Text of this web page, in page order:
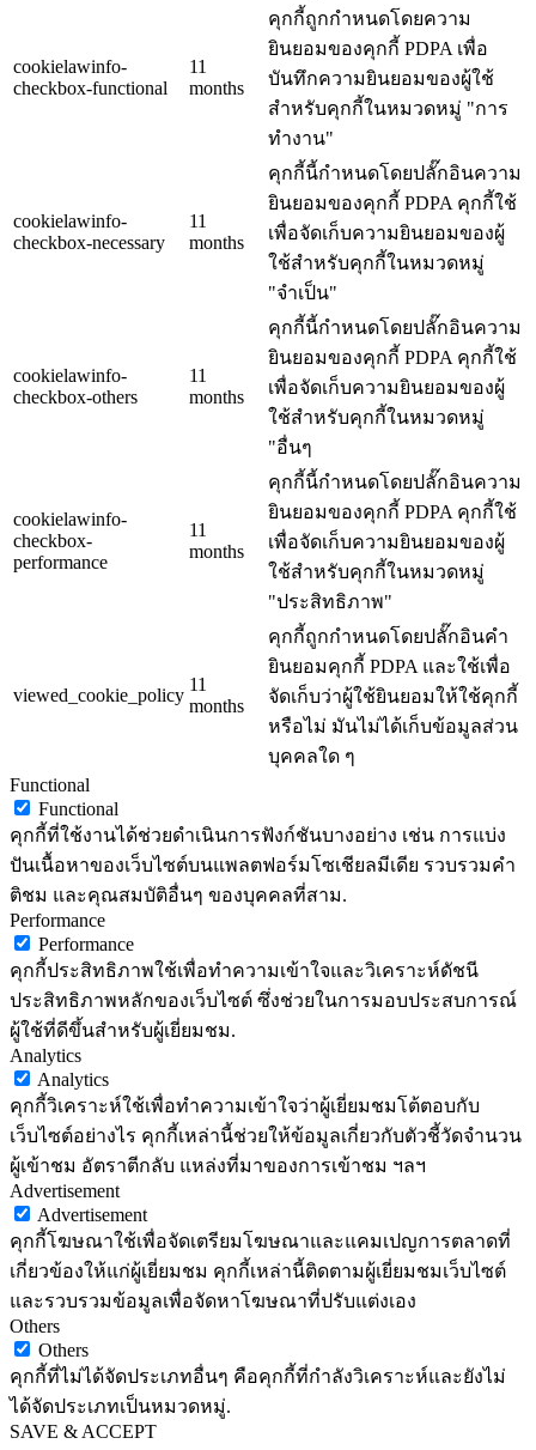
cookielawinfo-
checkbox-functional
11
months
คุกกี้ถูกกำหนดโดยความ
ยินยอมของคุกกี้ PDPA เพื่อ
บันทึกความยินยอมของผู้ใช้
สำหรับคุกกี้ในหมวดหมู่ "การ
ทำงาน"
cookielawinfo-
checkbox-necessary
11
months
คุกกี้นี้กำหนดโดยปลั๊กอินความ
ยินยอมของคุกกี้ PDPA คุกกี้ใช้
เพื่อจัดเก็บความยินยอมของผู้
ใช้สำหรับคุกกี้ในหมวดหมู่
"จำเป็น"
cookielawinfo-
checkbox-others
11
months
คุกกี้นี้กำหนดโดยปลั๊กอินความ
ยินยอมของคุกกี้ PDPA คุกกี้ใช้
เพื่อจัดเก็บความยินยอมของผู้
ใช้สำหรับคุกกี้ในหมวดหมู่
"อื่นๆ
cookielawinfo-
checkbox-
performance
11
months
คุกกี้นี้กำหนดโดยปลั๊กอินความ
ยินยอมของคุกกี้ PDPA คุกกี้ใช้
เพื่อจัดเก็บความยินยอมของผู้
ใช้สำหรับคุกกี้ในหมวดหมู่
"ประสิทธิภาพ"
viewed_cookie_policy
11
months
คุกกี้ถูกกำหนดโดยปลั๊กอินคำ
ยินยอมคุกกี้ PDPA และใช้เพื่อ
จัดเก็บว่าผู้ใช้ยินยอมให้ใช้คุกกี้
หรือไม่ มันไม่ได้เก็บข้อมูลส่วน
บุคคลใด ๆ
Functional
Functional
คุกกี้ที่ใช้งานได้ช่วยดำเนินการฟังก์ชันบางอย่าง เช่น การแบ่ง
ปันเนื้อหาของเว็บไซต์บนแพลตฟอร์มโซเชียลมีเดีย รวบรวมคำ
ติชม และคุณสมบัติอื่นๆ ของบุคคลที่สาม.
Performance
Performance
คุกกี้ประสิทธิภาพใช้เพื่อทำความเข้าใจและวิเคราะห์ดัชนี
ประสิทธิภาพหลักของเว็บไซต์ ซึ่งช่วยในการมอบประสบการณ์
ผู้ใช้ที่ดีขึ้นสำหรับผู้เยี่ยมชม.
Analytics
Analytics
คุกกี้วิเคราะห์ใช้เพื่อทำความเข้าใจว่าผู้เยี่ยมชมโต้ตอบกับ
เว็บไซต์อย่างไร คุกกี้เหล่านี้ช่วยให้ข้อมูลเกี่ยวกับตัวชี้วัดจำนวน
ผู้เข้าชม อัตราตีกลับ แหล่งที่มาของการเข้าชม ฯลฯ
Advertisement
Advertisement
คุกกี้โฆษณาใช้เพื่อจัดเตรียมโฆษณาและแคมเปญการตลาดที่
เกี่ยวข้องให้แก่ผู้เยี่ยมชม คุกกี้เหล่านี้ติดตามผู้เยี่ยมชมเว็บไซต์
และรวบรวมข้อมูลเพื่อจัดหาโฆษณาที่ปรับแต่งเอง
Others
Others
คุกกี้ที่ไม่ได้จัดประเภทอื่นๆ คือคุกกี้ที่กำลังวิเคราะห์และยังไม่
ได้จัดประเภทเป็นหมวดหมู่.
SAVE & ACCEPT